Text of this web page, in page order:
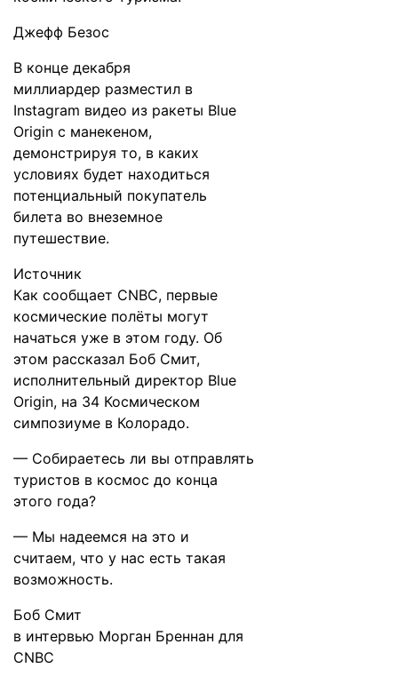
Джефф Безос
В конце декабря
миллиардер разместил в
Instagram видео из ракеты Blue
Origin с манекеном,
демонстрируя то, в каких
условиях будет находиться
потенциальный покупатель
билета во внеземное
путешествие.
Источник
Как сообщает CNBC, первые
космические полёты могут
начаться уже в этом году. Об
этом рассказал Боб Смит,
исполнительный директор Blue
Origin, на 34 Космическом
симпозиуме в Колорадо.
— Собираетесь ли вы отправлять
туристов в космос до конца
этого года?
— Мы надеемся на это и
считаем, что у нас есть такая
возможность.
Боб Смит
в интервью Морган Бреннан для
CNBC